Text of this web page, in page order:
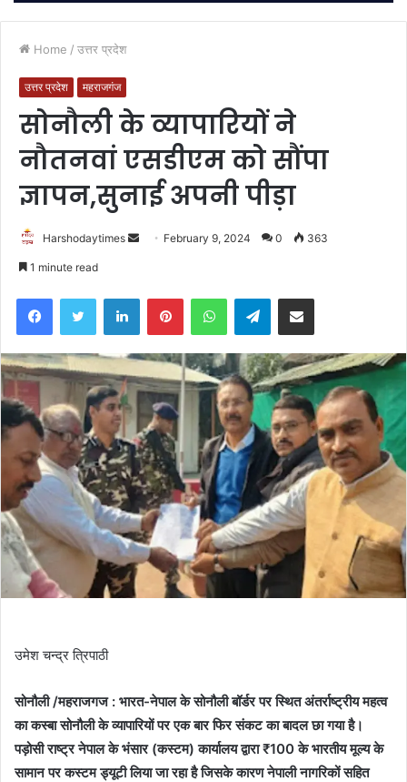
Home / उत्तर प्रदेश
उत्तर प्रदेश महराजगंज
सोनौली के व्यापारियों ने
नौतनवां एसडीएम को सौंपा
ज्ञापन,सुनाई अपनी पीड़ा
Harshodaytimes
Send February 9, 2024 0 363
1 minute read
FacebookTwitter LinkedInPinterestWhatsAppTelegramShare via Email
उमेश चन्द्र त्रिपाठी
सोनौली /महराजगज : भारत-नेपाल के सोनौली बॉर्डर पर स्थित अंतर्राष्ट्रीय महत्व
का कस्बा सोनौली के व्यापारियों पर एक बार फिर संकट का बादल छा गया है।
पड़ोसी राष्ट्र नेपाल के भंसार (कस्टम) कार्यालय द्वारा ₹100 के भारतीय मूल्य के
सामान पर कस्टम ड्यूटी लिया जा रहा है जिसके कारण नेपाली नागरिकों सहित